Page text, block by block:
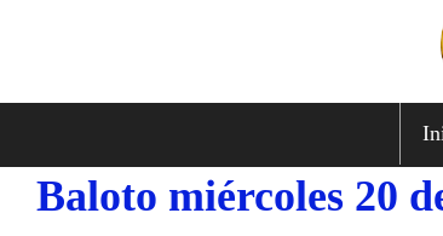
Baloto miércoles 20